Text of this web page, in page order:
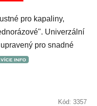
pro kapaliny,
Univerzální
pro snadné
Kód: 3357